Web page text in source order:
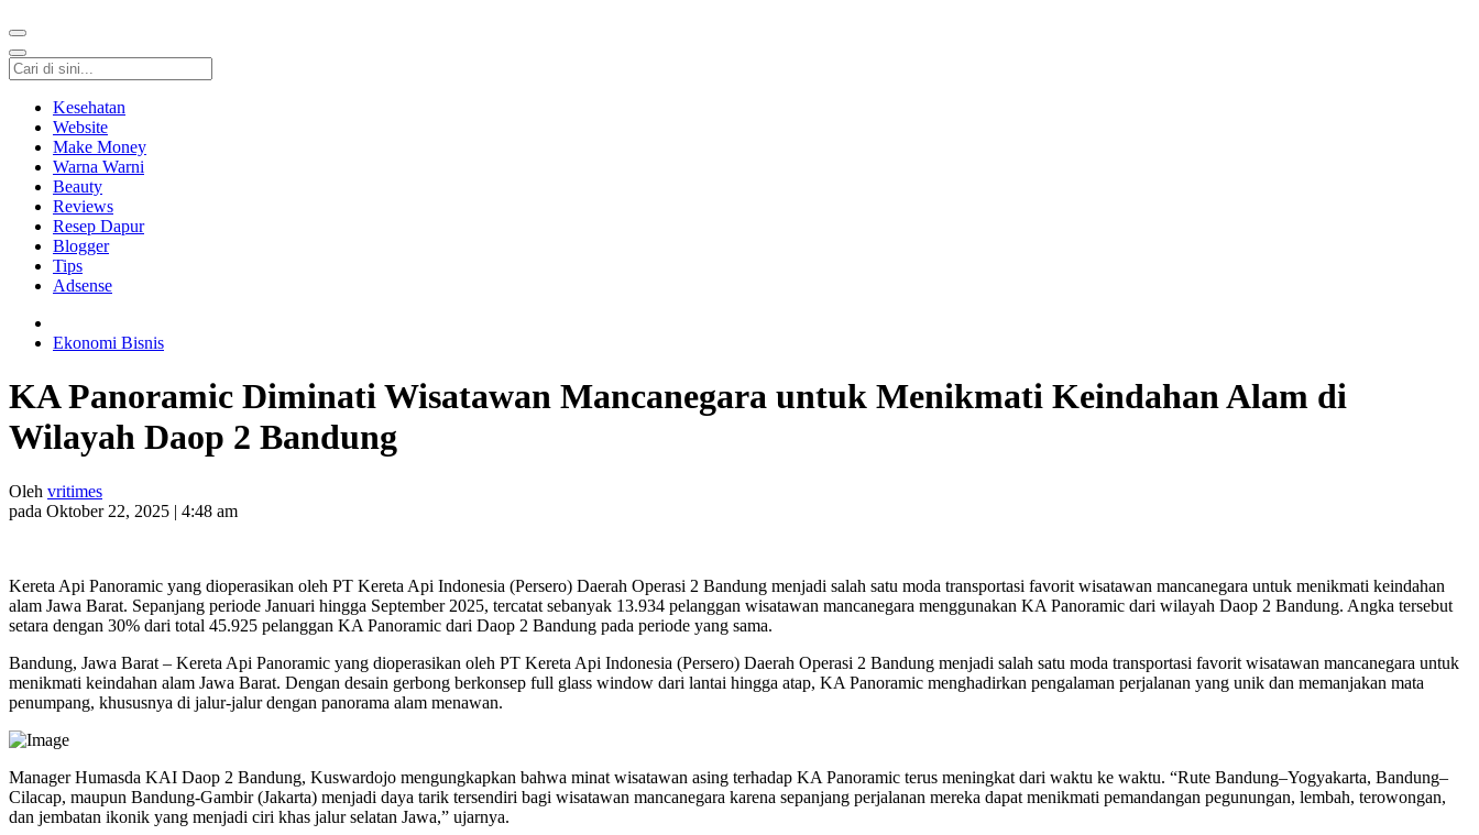
Kesehatan
Website
Make Money
Warna Warni
Beauty
Reviews
Resep Dapur
Blogger
Tips
Adsense
Ekonomi Bisnis
KA Panoramic Diminati Wisatawan Mancanegara untuk Menikmati Keindahan Alam di
Wilayah Daop 2 Bandung
Oleh vritimes
pada Oktober 22, 2025 | 4:48 am
Kereta Api Panoramic yang dioperasikan oleh PT Kereta Api Indonesia (Persero) Daerah Operasi 2 Bandung menjadi salah satu moda transportasi favorit wisatawan mancanegara untuk menikmati keindahan
alam Jawa Barat. Sepanjang periode Januari hingga September 2025, tercatat sebanyak 13.934 pelanggan wisatawan mancanegara menggunakan KA Panoramic dari wilayah Daop 2 Bandung. Angka tersebut
setara dengan 30% dari total 45.925 pelanggan KA Panoramic dari Daop 2 Bandung pada periode yang sama.
Bandung, Jawa Barat – Kereta Api Panoramic yang dioperasikan oleh PT Kereta Api Indonesia (Persero) Daerah Operasi 2 Bandung menjadi salah satu moda transportasi favorit wisatawan mancanegara untuk
menikmati keindahan alam Jawa Barat. Dengan desain gerbong berkonsep full glass window dari lantai hingga atap, KA Panoramic menghadirkan pengalaman perjalanan yang unik dan memanjakan mata
penumpang, khususnya di jalur-jalur dengan panorama alam menawan.
Manager Humasda KAI Daop 2 Bandung, Kuswardojo mengungkapkan bahwa minat wisatawan asing terhadap KA Panoramic terus meningkat dari waktu ke waktu. “Rute Bandung–Yogyakarta, Bandung–
Cilacap, maupun Bandung-Gambir (Jakarta) menjadi daya tarik tersendiri bagi wisatawan mancanegara karena sepanjang perjalanan mereka dapat menikmati pemandangan pegunungan, lembah, terowongan,
dan jembatan ikonik yang menjadi ciri khas jalur selatan Jawa,” ujarnya.